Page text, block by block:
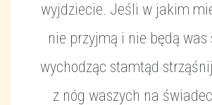
wyjdziecie. Jeśli w jakim
nie przyjmą i nie będą was
wychodząc stamtąd
z nóg waszych na